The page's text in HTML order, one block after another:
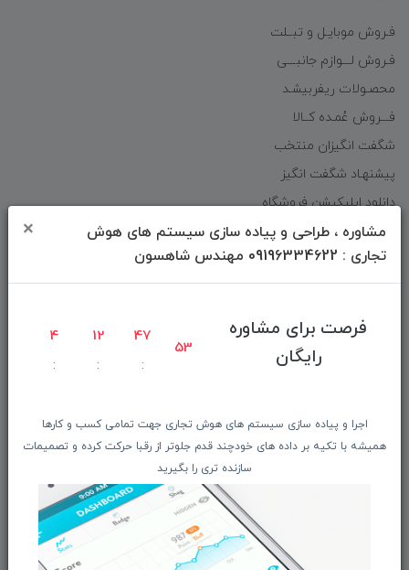
مشاوره ، طراحی و پیاده سازی سیستم های هوش
تجاری : 09196334622 مهندس شاهسون
×
فرصت برای مشاوره
رایگان
4 12 47
53
اجرا و پیاده سازی سیستم های هوش تجاری جهت تمامی کسب و کارها
همیشه با تکیه بر داده های خودچند قدم جلوتر از رقبا حرکت کرده و تصمیمات
سازنده تری را بگیرید
فـروش موبایـل و تبــلت
فـروش لـــوازم جانبـــی
محصـولات ریفربیشـد
فـــروش عُمـده کــالا
شگفت انگیزان منتخب
پیشنهـاد شگفت انگیز
دانلود اپلیکیشن فروشگاه
دسترسی سریع
راهنمای ثبت سفارش
معرفـــی همکــاران
درباره ما بیشتر بدانید